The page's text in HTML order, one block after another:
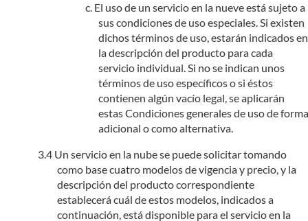
El uso de un servicio en la nueve está sujeto a
sus condiciones de uso especiales. Si existen
dichos términos de uso, estarán indicados en
la descripción del producto para cada
servicio individual. Si no se indican unos
términos de uso específicos o si éstos
contienen algún vacío legal, se aplicarán
estas Condiciones generales de uso de forma
adicional o como alternativa.
Un servicio en la nube se puede solicitar tomando
como base cuatro modelos de vigencia y precio, y la
descripción del producto correspondiente
establecerá cuál de estos modelos, indicados a
continuación, está disponible para el servicio en la